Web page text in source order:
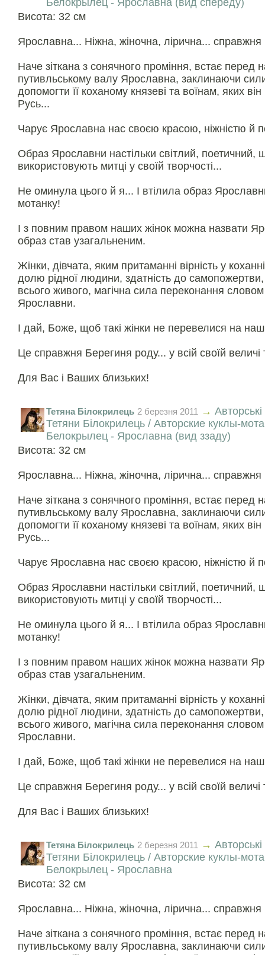
Белокрылец - Ярославна (вид спереду)
Висота: 32 см
Ярославна... Ніжна, жіночна, лірична...
Наче зiткана з сонячного промiння, встає перед
путивльському валу Ярославна, заклинаючи
допомогти її коханому князевi та воїнам, яких
Русь...
Чарує Ярославна нас своєю красою, нiжнiстю й
Образ Ярославни настільки світлий, поетичний,
використовують митці у своїй творчості...
Не оминула цього й я... І втілила образ
мотанку!
І з повним правом наших жінок можна назвати
образ став узагальненим.
Жінки, дівчата, яким притаманні вірність у
долю рідної людини, здатність до
всього живого, магічна сила переконання
Ярославни.
І дай, Боже, щоб такі жінки не перевелися на
Це справжня Берегиня роду... у всій своїй величі
Для Вас і Ваших близьких!
Тетяна Білокрилець 2 березня 2011 →
Тетяни Білокрилець / Авторские куклы-
Белокрылец - Ярославна (вид ззаду)
Висота: 32 см
Ярославна... Ніжна, жіночна, лірична...
Наче зiткана з сонячного промiння, встає перед
путивльському валу Ярославна, заклинаючи
допомогти її коханому князевi та воїнам, яких
Русь...
Чарує Ярославна нас своєю красою, нiжнiстю й
Образ Ярославни настільки світлий, поетичний,
використовують митці у своїй творчості...
Не оминула цього й я... І втілила образ
мотанку!
І з повним правом наших жінок можна назвати
образ став узагальненим.
Жінки, дівчата, яким притаманні вірність у
долю рідної людини, здатність до
всього живого, магічна сила переконання
Ярославни.
І дай, Боже, щоб такі жінки не перевелися на
Це справжня Берегиня роду... у всій своїй величі
Для Вас і Ваших близьких!
Тетяна Білокрилець 2 березня 2011 →
Тетяни Білокрилець / Авторские куклы-
Белокрылец - Ярославна
Висота: 32 см
Ярославна... Ніжна, жіночна, лірична...
Наче зiткана з сонячного промiння, встає перед
путивльському валу Ярославна, заклинаючи